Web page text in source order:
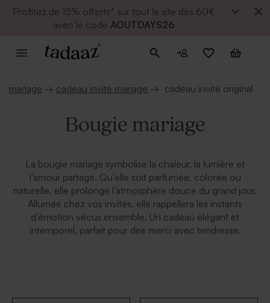
Profitez de 15% offerts* sur tout le site dès 60€
avec le code AOUTDAYS26
mariage → cadeau invité mariage → cadeau invité original
Bougie mariage
La bougie mariage symbolise la chaleur, la lumière et
l’amour partagé. Qu’elle soit parfumée, colorée ou
naturelle, elle prolonge l’atmosphère douce du grand jour.
Allumée chez vos invités, elle rappellera les instants
d’émotion vécus ensemble. Un cadeau élégant et
intemporel, parfait pour dire merci avec tendresse.